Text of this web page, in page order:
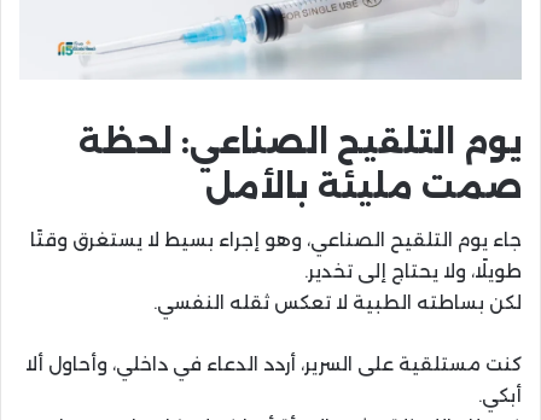
يوم التلقيح الصناعي: لحظة
صمت مليئة بالأمل
جاء يوم التلقيح الصناعي، وهو إجراء بسيط لا يستغرق وقتًا
طويلًا، ولا يحتاج إلى تخدير.
لكن بساطته الطبية لا تعكس ثقله النفسي.
كنت مستلقية على السرير، أردد الدعاء في داخلي، وأحاول ألا
أبكي.